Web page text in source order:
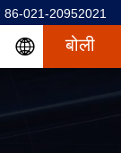
86-021-20952021
बोली